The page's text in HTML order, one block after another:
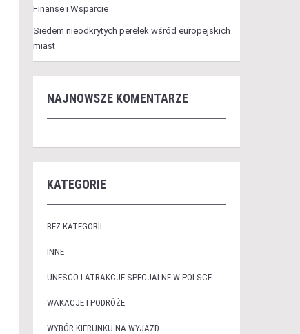
Finanse i Wsparcie
Siedem nieodkrytych perełek wśród europejskich
miast
NAJNOWSZE KOMENTARZE
KATEGORIE
BEZ KATEGORII
INNE
UNESCO I ATRAKCJE SPECJALNE W POLSCE
WAKACJE I PODRÓŻE
WYBÓR KIERUNKU NA WYJAZD